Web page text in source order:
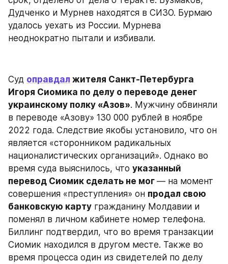
Дудченко и Мурнев находятся в СИЗО. Бурмаю
удалось уехать из России. Мурнева
неоднократно пытали и избивали.
Суд оправдал жителя Санкт-Петербурга
Игоря Сиомика по делу о переводе денег
украинскому полку «Азов». Мужчину обвиняли
в переводе «Азову» 130 000 рублей в ноябре
2022 года. Следствие якобы установило, что он
является «сторонником радикальных
националистических организаций». Однако во
время суда выяснилось, что указанный
перевод Сиомик сделать не мог — на момент
совершения «преступления» он продал свою
банковскую карту гражданину Молдавии и
поменял в личном кабинете номер телефона.
Биллинг подтвердил, что во время транзакции
Сиомик находился в другом месте. Также во
время процесса один из свидетелей по делу